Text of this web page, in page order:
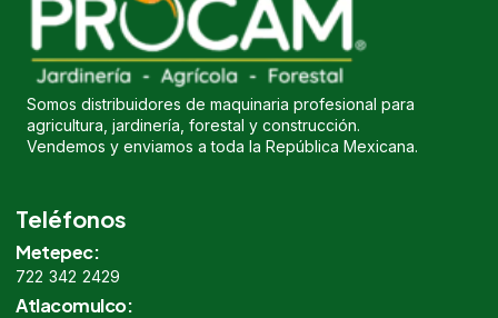
Somos distribuidores de maquinaria profesional para
agricultura, jardinería, forestal y construcción.
Vendemos y enviamos a toda la República Mexicana.
Teléfonos
Metepec:
722 342 2429
Atlacomulco: